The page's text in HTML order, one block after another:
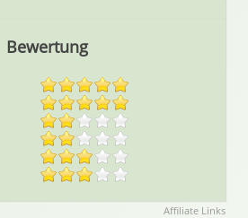
Bewertung
Affiliate Links